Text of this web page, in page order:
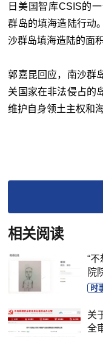
日美国智库CSIS的
群岛的填海造陆行动
沙群岛填海造陆的面积
郭嘉昆回应，南沙群
关国家在非法侵占的
维护自身领土主权和
相关阅读
“
院
时
关
全